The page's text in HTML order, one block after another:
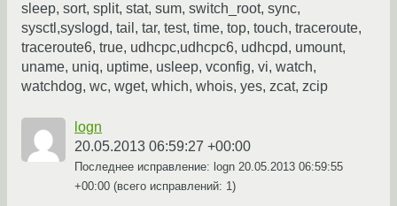
sleep, sort, split, stat, sum, switch_root, sync,
sysctl,syslogd, tail, tar, test, time, top, touch, traceroute,
traceroute6, true, udhcpc,udhcpc6, udhcpd, umount,
uname, uniq, uptime, usleep, vconfig, vi, watch,
watchdog, wc, wget, which, whois, yes, zcat, zcip
logn
20.05.2013 06:59:27 +00:00
Последнее исправление: logn 20.05.2013 06:59:55
+00:00 (всего исправлений: 1)